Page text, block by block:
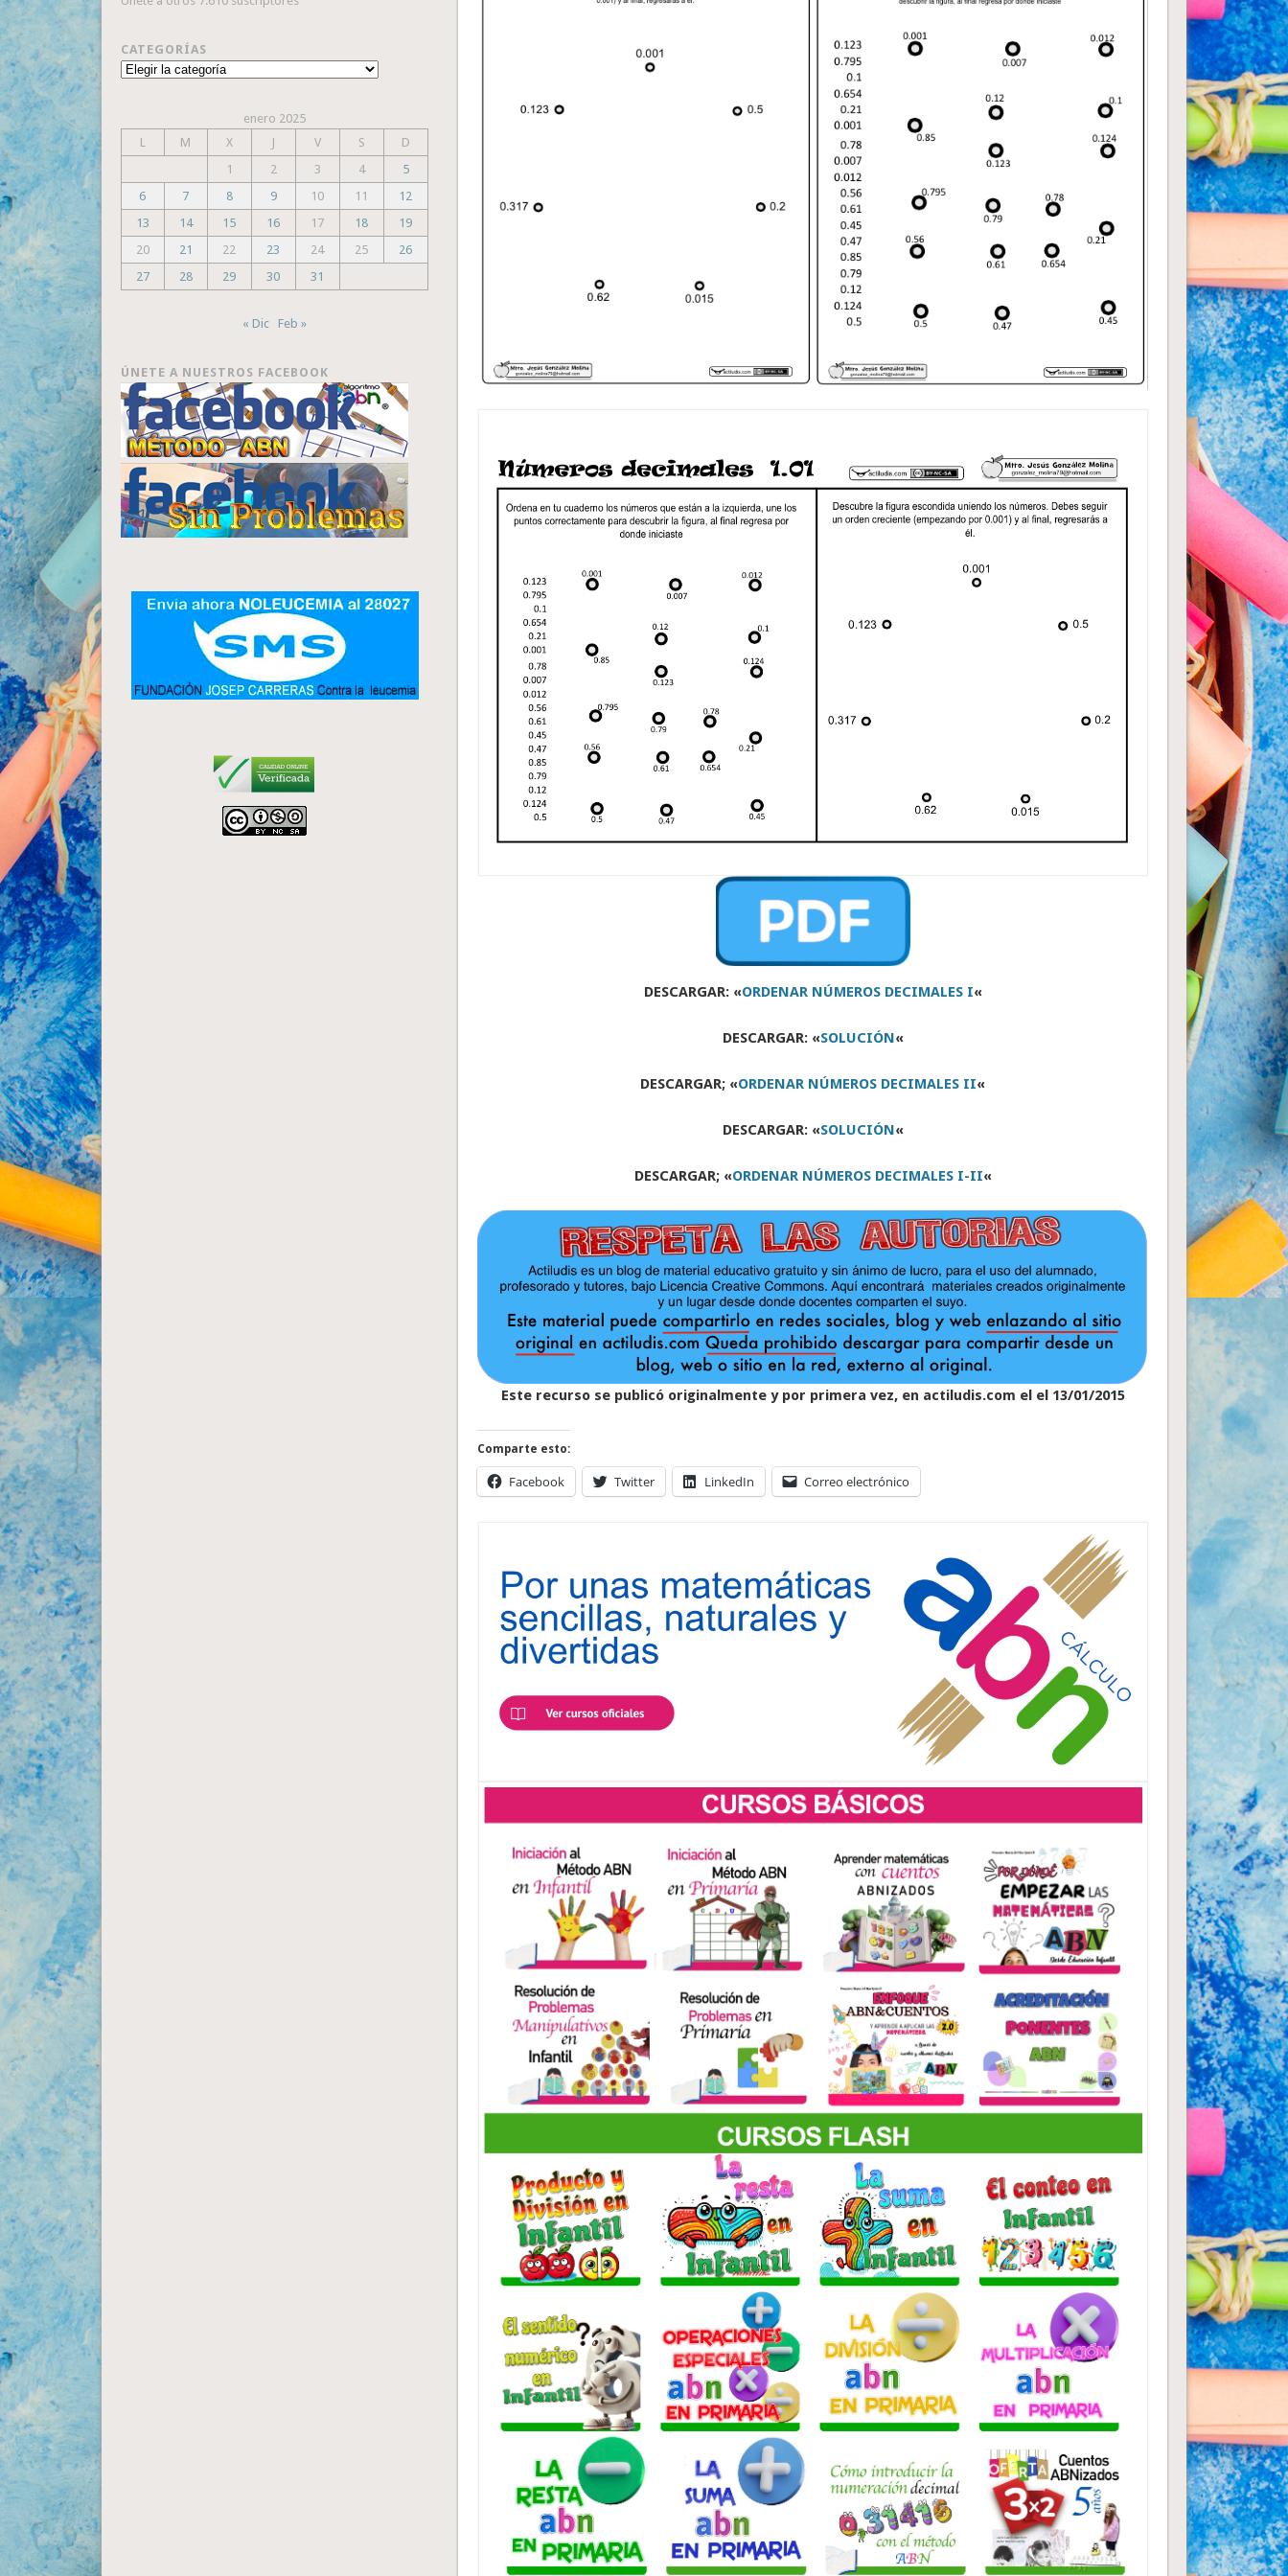
DESCARGAR: «ORDENAR NÚMEROS DECIMALES I«
DESCARGAR: «SOLUCIÓN«
DESCARGAR; «ORDENAR NÚMEROS DECIMALES II«
DESCARGAR: «SOLUCIÓN«
DESCARGAR; «ORDENAR NÚMEROS DECIMALES I-II«
Este recurso se publicó originalmente y por primera vez, en actiludis.com el el 13/01/2015
Comparte esto:
Facebook Twitter LinkedIn Correo electrónico
CATEGORÍAS
Categorías
enero 2025
L
M X J V S
D
1
2 3 4
5
6
7 8 9 10 11
12
13
14 15 16 17 18
19
20
21 22 23 24 25
26
27
28 29 30 31
« Dic Feb »
ÚNETE A NUESTROS FACEBOOK